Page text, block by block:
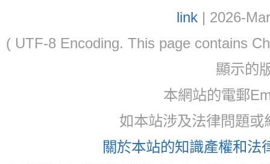
link| 2026-
( UTF-8 Encoding. This page contains
顯示的
本網站的電郵
如本站涉及法律問題
關於本站的知識產權和法